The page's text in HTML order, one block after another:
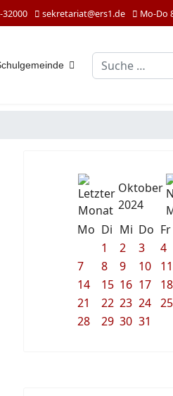
32000 sekretariat@ers1.de Mo-Do
Suchen
Oktober
2024
Mo Di Mi Do Fr
1
2 3 4
7
8 9 10 11
14
15 16 17 18
21
22 23 24 25
28
29 30 31